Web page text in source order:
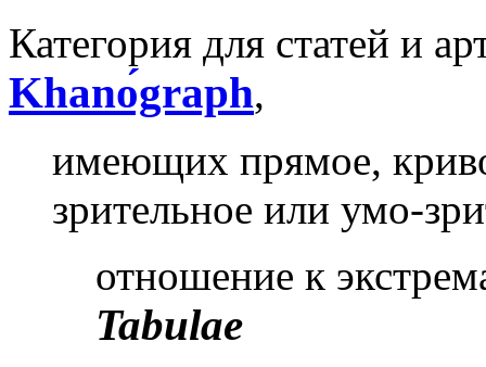
Категория для статей и
Khanо́graph,
имеющих прямое,
зрительное или умо-
отношение к
Tabulae